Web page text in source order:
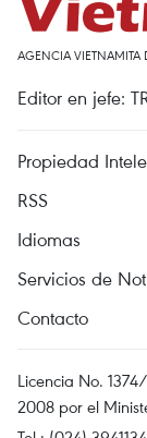
AGENCIA VIETNAMITA
Editor en jefe:
Propiedad
RSS
Idiomas
Servicios de
Contacto
Licencia No.
2008 por el